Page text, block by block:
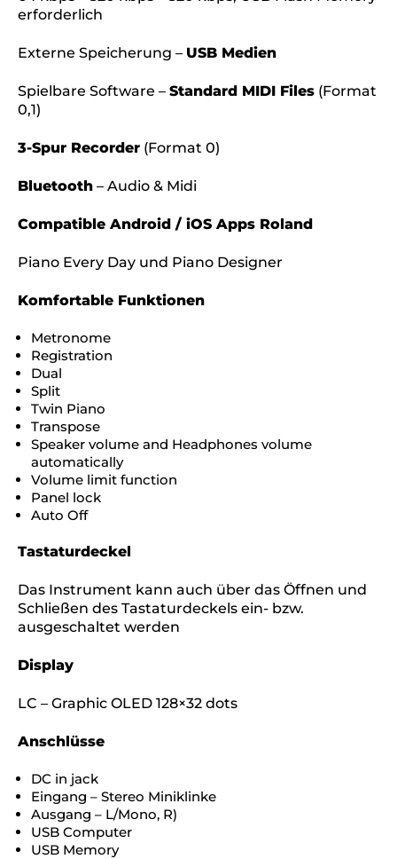
erforderlich
Externe Speicherung – USB Medien
Spielbare Software – Standard MIDI Files (Format
0,1)
3-Spur Recorder (Format 0)
Bluetooth – Audio & Midi
Compatible Android / iOS Apps Roland
Piano Every Day und Piano Designer
Komfortable Funktionen
Metronome
Registration
Dual
Split
Twin Piano
Transpose
Speaker volume and Headphones volume
automatically
Volume limit function
Panel lock
Auto Off
Tastaturdeckel
Das Instrument kann auch über das Öffnen und
Schließen des Tastaturdeckels ein- bzw.
ausgeschaltet werden
Display
LC – Graphic OLED 128×32 dots
Anschlüsse
DC in jack
Eingang – Stereo Miniklinke
Ausgang – L/Mono, R)
USB Computer
USB Memory